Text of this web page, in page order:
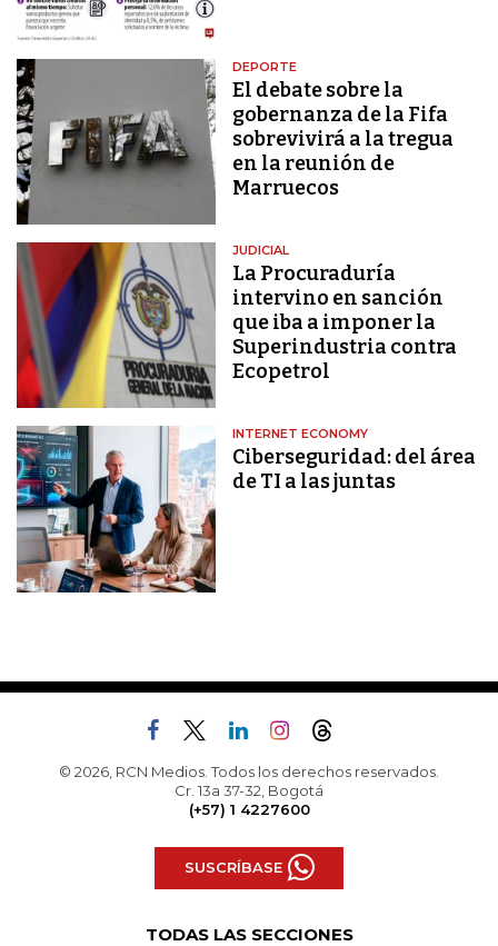
DEPORTE
El debate sobre la
gobernanza de la Fifa
sobrevivirá a la tregua
en la reunión de
Marruecos
JUDICIAL
La Procuraduría
intervino en sanción
que iba a imponer la
Superindustria contra
Ecopetrol
INTERNET ECONOMY
Ciberseguridad: del área
de TI a las juntas
© 2026, RCN Medios. Todos los derechos reservados.
Cr. 13a 37-32, Bogotá
(+57) 1 4227600
SUSCRÍBASE
TODAS LAS SECCIONES